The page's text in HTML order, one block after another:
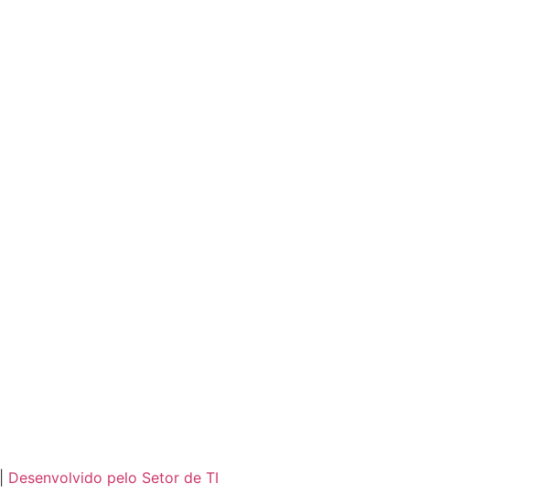
Desenvolvido pelo Setor de TI